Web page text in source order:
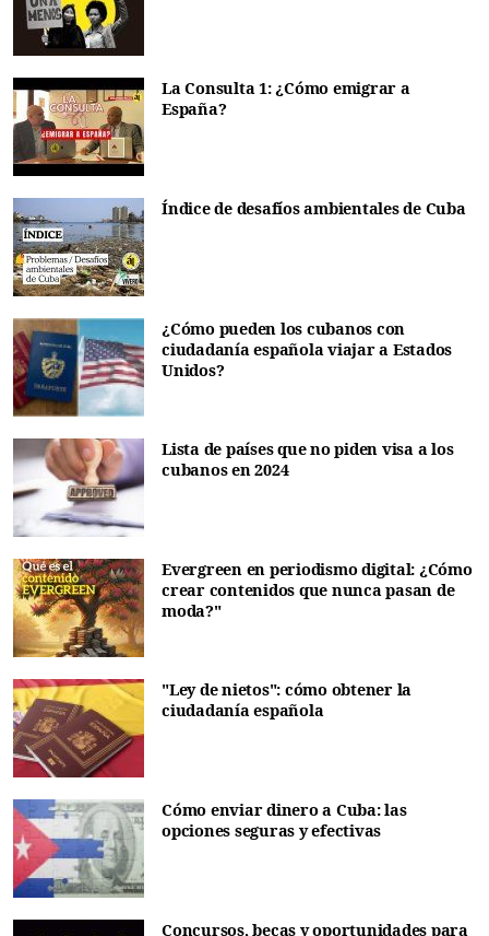
La Consulta 1: ¿Cómo emigrar a
España?
Índice de desafíos ambientales de Cuba
¿Cómo pueden los cubanos con
ciudadanía española viajar a Estados
Unidos?
Lista de países que no piden visa a los
cubanos en 2024
Evergreen en periodismo digital: ¿Cómo
crear contenidos que nunca pasan de
moda?"
"Ley de nietos": cómo obtener la
ciudadanía española
Cómo enviar dinero a Cuba: las
opciones seguras y efectivas
Concursos, becas y oportunidades para